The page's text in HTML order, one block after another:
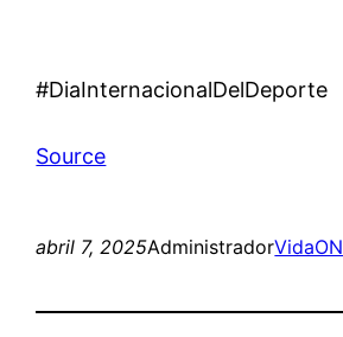
#DiaInternacionalDelDeporte
Source
abril 7, 2025AdministradorVidaON